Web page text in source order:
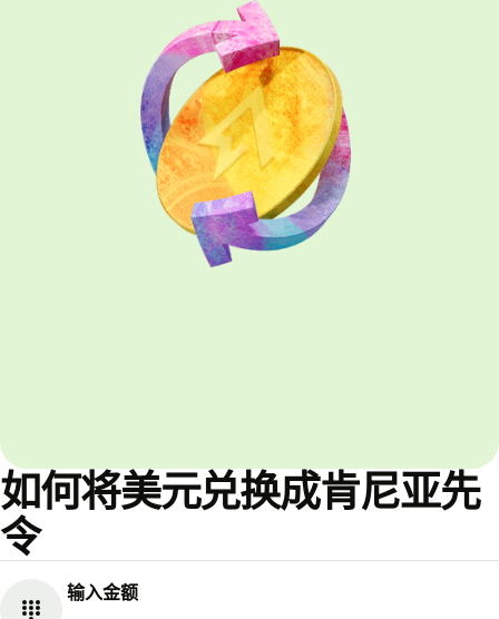
如何将美元兑换成肯尼亚先
令
输入金额